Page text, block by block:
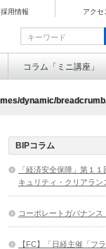
採用情報 アクセ
コラム「ミニ講座」
dynamic/
dynamic/
BIPコラム
「経済安全保障」第１
キュリティ・クリアラン
コーポレートガバナン
【FC】「日経主催「フ